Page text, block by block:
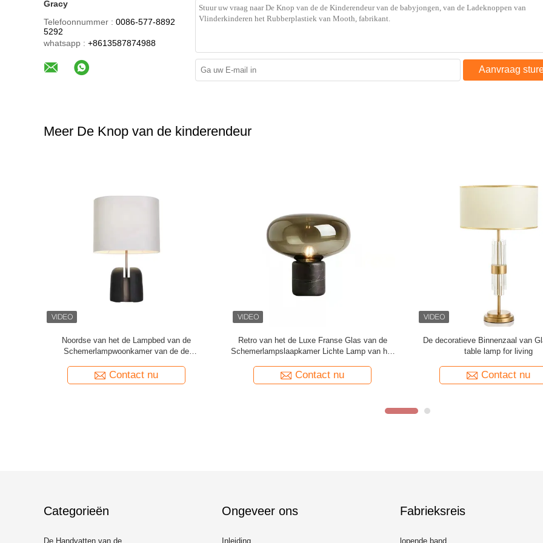
Gracy
Telefoonnummer : 0086-577-8892
5292
whatsapp : +8613587874988
Aanvraag
Meer De Knop van de kinderendeur
Van het de Stoffenbureau van de hotelluxe van
het de Lamphuis Schemerlamp van het de
Contact nu
De Garderobe van vlotte Oppervlaktekinderen
behandelt Decoratieve Hoge Verenigbaarheid
Contact nu
Van de de Kastdeur van
van de Knoppen het Zoute
Contact nu
Categorieën
De Handvatten van de
Ongeveer ons
Inleiding
Fabrieksreis
lopende band